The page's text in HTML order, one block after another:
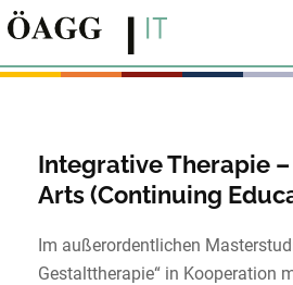
Integrative Therapie
Arts (Continuing
Im außerordentlichen
Gestalttherapie“ in Kooperation